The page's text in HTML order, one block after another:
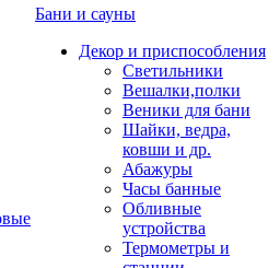
Бани и сауны
Декор и приспособления
Светильники
Вешалки,полки
Веники для бани
Шайки, ведра,
ковши и др.
Абажуры
Часы банные
Обливные
устройства
Термометры и